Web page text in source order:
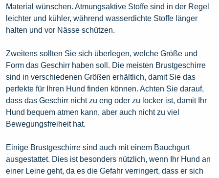
Material wünschen. Atmungsaktive Stoffe sind in der Regel
leichter und kühler, während wasserdichte Stoffe länger
halten und vor Nässe schützen.
Zweitens sollten Sie sich überlegen, welche Größe und
Form das Geschirr haben soll. Die meisten Brustgeschirre
sind in verschiedenen Größen erhältlich, damit Sie das
perfekte für Ihren Hund finden können. Achten Sie darauf,
dass das Geschirr nicht zu eng oder zu locker ist, damit Ihr
Hund bequem atmen kann, aber auch nicht zu viel
Bewegungsfreiheit hat.
Einige Brustgeschirre sind auch mit einem Bauchgurt
ausgestattet. Dies ist besonders nützlich, wenn Ihr Hund an
einer Leine geht, da es die Gefahr verringert, dass er sich